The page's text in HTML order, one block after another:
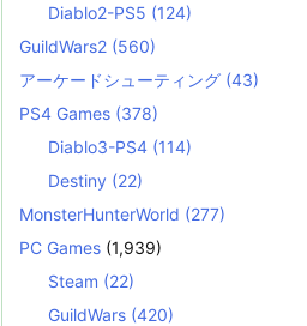
Diablo2-PS5 (124)
GuildWars2 (560)
アーケードシューティング (43)
PS4 Games (378)
Diablo3-PS4 (114)
Destiny (22)
MonsterHunterWorld (277)
PC Games (1,939)
Steam (22)
GuildWars (420)